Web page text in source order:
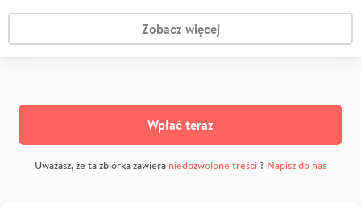
Zobacz więcej
Wpłać teraz
Uważasz, że ta zbiórka zawiera niedozwolone treści? Napisz do nas